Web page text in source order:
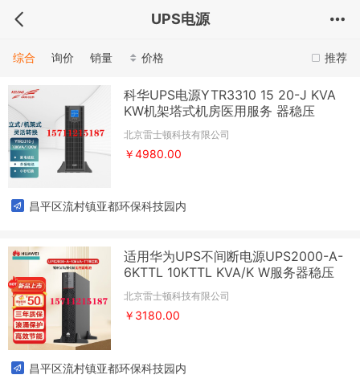
UPS电源
推荐
综合 询价 销量 价格
科华UPS电源YTR3310 15 20-J KVA
KW机架塔式机房医用服务 器稳压
北京雷士顿科技有限公司
￥4980.00
昌平区流村镇亚都环保科技园内
适用华为UPS不间断电源UPS2000-A-
6KTTL 10KTTL KVA/K W服务器稳压
北京雷士顿科技有限公司
￥3180.00
昌平区流村镇亚都环保科技园内